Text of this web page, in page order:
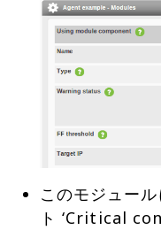
このモジュー
ト ‘Critical